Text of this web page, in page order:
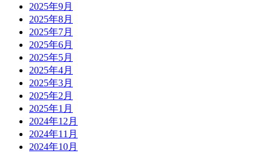
2025年9月
2025年8月
2025年7月
2025年6月
2025年5月
2025年4月
2025年3月
2025年2月
2025年1月
2024年12月
2024年11月
2024年10月